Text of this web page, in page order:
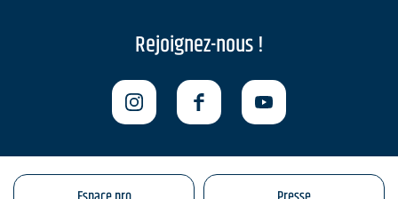
Rejoignez-nous !